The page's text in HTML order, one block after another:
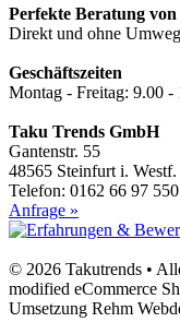
Perfekte Beratung
Direkt und ohne
Geschäftszeiten
Montag - Freitag: 9.00 -
Taku Trends GmbH
Gantenstr. 55
48565 Steinfurt i.
Telefon: 0162 66 97 550
Anfrage »
© 2026 Takutrends •
modified eCommerce
Umsetzung Rehm